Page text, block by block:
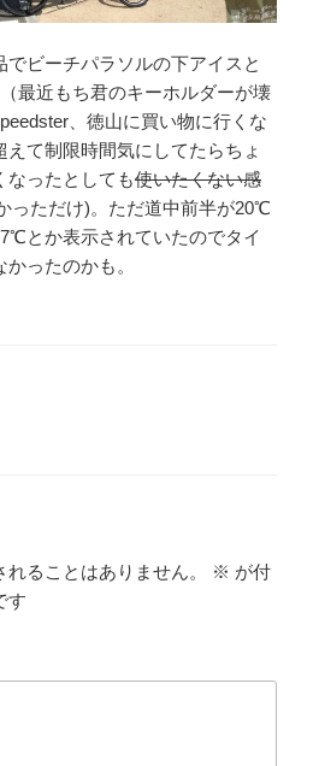
でビーチパラソルの下アイスと
最近もち君のキーホルダーが壊
、徳山に買い物に行くな
て制限時間気にしてたらちょ
なったとしても使いたくない感
っただけ)。ただ道中前半が20℃
とか表示されていたのでタイ
ったのかも。
ることはありません。 ※ が付
す